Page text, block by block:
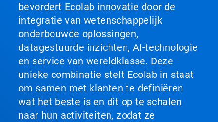
bevordert Ecolab innovatie door de
integratie van wetenschappelijk
onderbouwde oplossingen,
datagestuurde inzichten, AI-technologie
en service van wereldklasse. Deze
unieke combinatie stelt Ecolab in staat
om samen met klanten te definiëren
wat het beste is en dit op te schalen
naar hun activiteiten, zodat ze